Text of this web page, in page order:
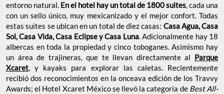
entorno natural. En el hotel hay un total de 1800 suites, cada una
con un sello único, muy mexicanizado y el mejor confort. Todas
estas suites se ubican en un total de diez casas: Casa Agua, Casa
Sol, Casa Vida, Casa Eclipse y Casa Luna. Adicionalmente hay 18
albercas en toda la propiedad y cinco toboganes. Asimismo hay
un área de trajineras, que te llevan directamente al Parque
Xcaret, y kayaks para explorar las caletas. Recientemente
recibió dos reconocimientos en la onceava edición de los Travvy
Awards; el Hotel Xcaret México se llevó la categoría de Best All-